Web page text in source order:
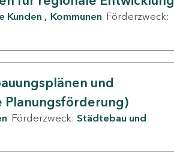
Kunden Kommunen Förderzweck:
und
Planungsförderung)
Förderzweck: Städtebau und